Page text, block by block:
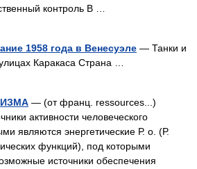
контроль В …
1958 года в Венесуэле — Танки и
Каракаса Страна …
— (от франц. ressources...)
активности человеческого
являются энергетические Р. о. (Р.
функций), под которыми
источники обеспечения